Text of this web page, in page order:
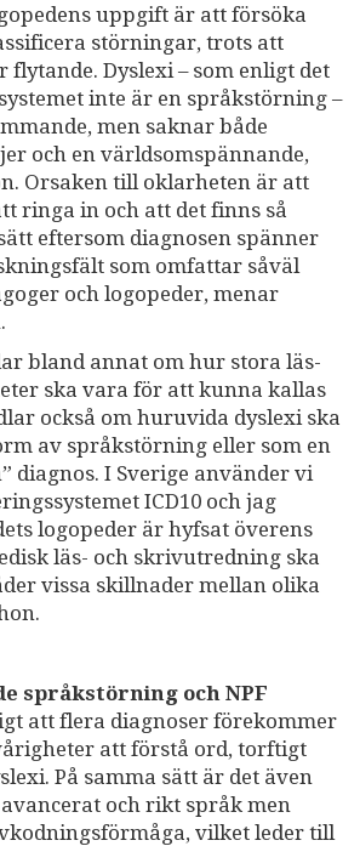
uppgift är att försöka
störningar, trots att
flytande. Dyslexi – som enligt det
inte är en språkstörning –
men saknar både
och en världsomspännande,
Orsaken till oklarheten är att
ringa in och att det finns så
eftersom diagnosen spänner
som omfattar såväl
och logopeder, menar
bland annat om hur stora läs-
ska vara för att kunna kallas
också om huruvida dyslexi ska
av språkstörning eller som en
diagnos. I Sverige använder vi
ICD10 och jag
logopeder är hyfsat överens
läs- och skrivutredning ska
vissa skillnader mellan olika
språkstörning och NPF
att flera diagnoser förekommer
att förstå ord, torftigt
På samma sätt är det även
och rikt språk men
vilket leder till